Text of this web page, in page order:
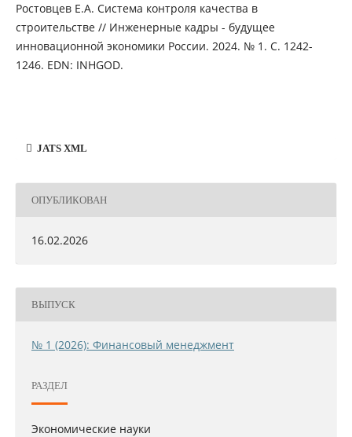
Ростовцев Е.А. Система контроля качества в
строительстве // Инженерные кадры - будущее
инновационной экономики России. 2024. № 1. С. 1242-
1246. EDN: INHGOD.
JATS XML
ОПУБЛИКОВАН
16.02.2026
ВЫПУСК
№ 1 (2026): Финансовый менеджмент
РАЗДЕЛ
Экономические науки